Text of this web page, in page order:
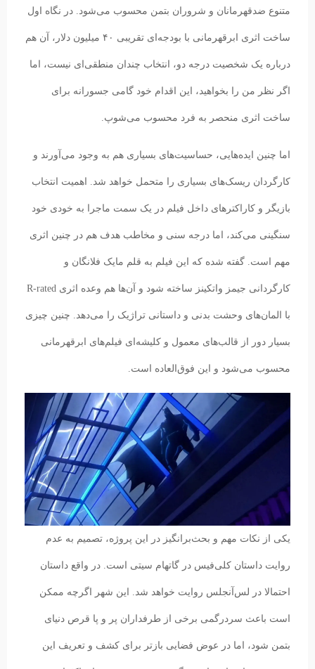
متنوع ضدقهرمانان و شروران بتمن محسوب می‌شود. در نگاه اول
ساخت اثری ابرقهرمانی با بودجه‌ای تقریبی ۴۰ میلیون دلار، آن هم
درباره یک شخصیت درجه دو، انتخاب چندان منطقی‌ای نیست، اما
اگر نظر من را بخواهید، این اقدام خود گامی جسورانه برای
ساخت اثری منحصر به فرد محسوب می‌شوپ.
اما چنین ایده‌هایی، حساسیت‌های بسیاری هم به وجود می‌آورند و
کارگردان ریسک‌های بسیاری را متحمل خواهد شد. اهمیت انتخاب
بازیگر و کاراکترهای داخل فیلم در یک سمت ماجرا به خودی خود
سنگینی می‌کند، اما درجه سنی و مخاطب هدف هم در چنین اثری
مهم است. گفته شده که این فیلم به قلم مایک فلانگان و
کارگردانی جیمز واتکینز ساخته شود و آن‌ها هم وعده اثری R-rated
با المان‌های وحشت بدنی و داستانی تراژیک را می‌دهد. چنین چیزی
بسیار دور از قالب‌های معمول و کلیشه‌ای فیلم‌های ابرقهرمانی
محسوب می‌شود و این فوق‌العاده است.
یکی از نکات مهم و بحث‌برانگیز در این پروژه، تصمیم به عدم
روایت داستان کلی‌فیس در گاتهام سیتی است. در واقع داستان
احتمالا در لس‌آنجلس روایت خواهد شد. این شهر اگرچه ممکن
است باعث سردرگمی برخی از طرفداران پر و پا قرص دنیای
بتمن شود، اما در عوض فضایی بازتر برای کشف و تعریف این